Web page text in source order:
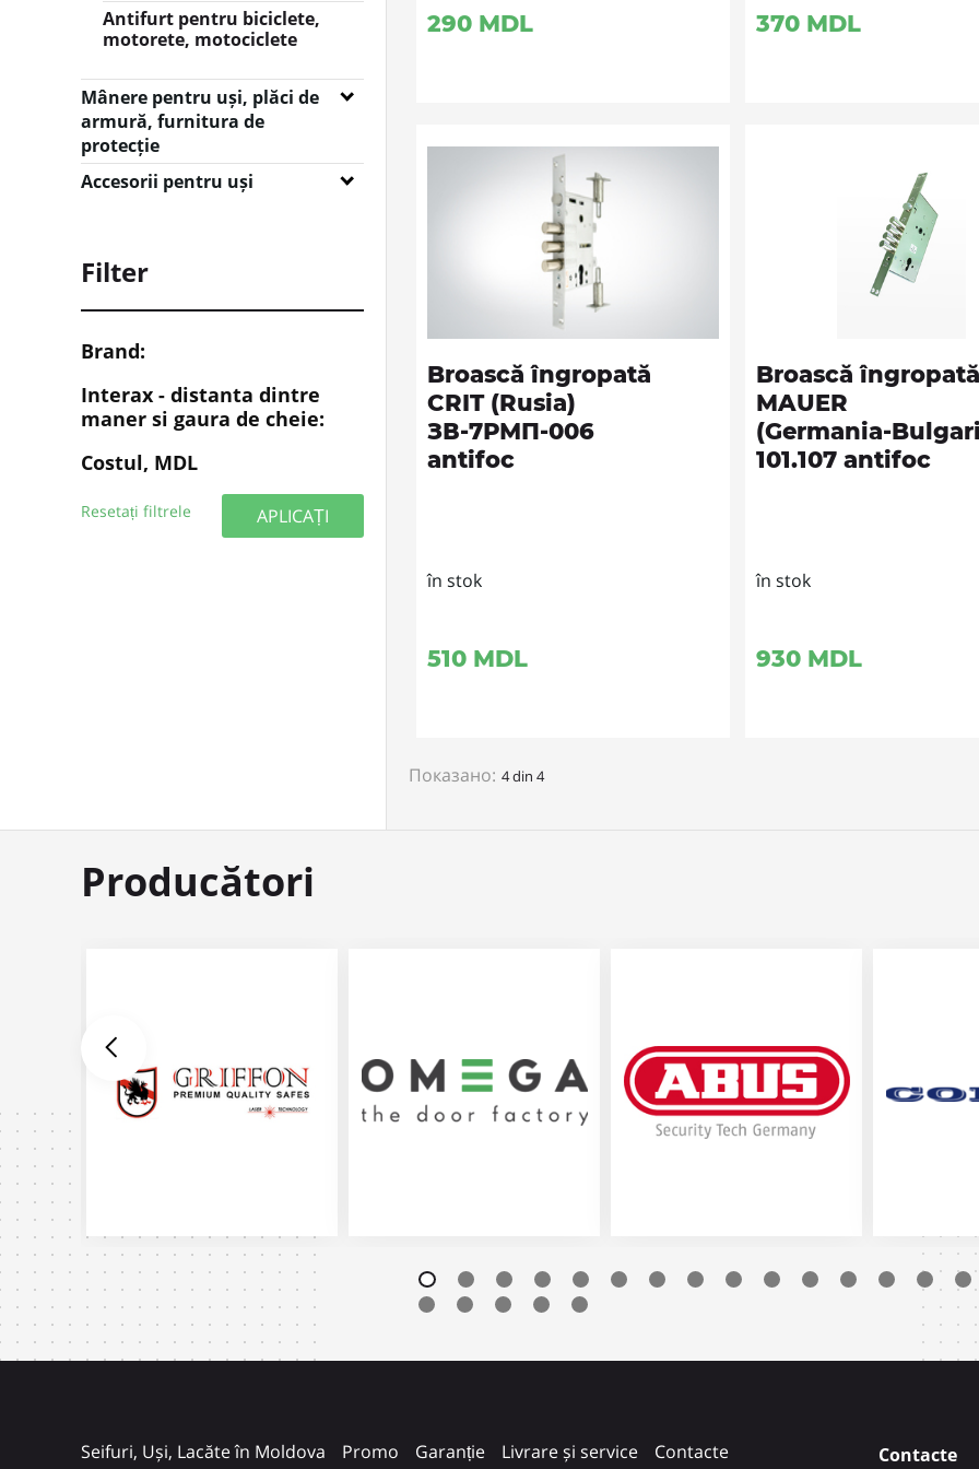
Seifuri depozitare
Casete bancare de valori
Antifurt pentru biciclete,
motorete, motociclete
Mânere pentru uși, plăci de
armură, furnitura de
protecție
Mânere pentru uși
Rozete de uși Y și WC
Accesorii pentru uși
Pătrate pentru mânere
Filter
Brand:
MAUER Assa Abloy
Interax - distanta dintre
maner si gaura de cheie:
85 mm
Costul, MDL
Resetați filtrele APLICAȚI
290MDL 370MDL
Broască îngropată
CRIT (Rusia)
ЗВ-7РМП-006
antifoc
în stok
510MDL
Broască îngropată
MAUER
(Germania-
101.107 antifoc
în stok
930MDL
Показано: 4 din 4
Producători
Seifuri, Uși, Lacăte în Moldova Promo Garanție Livrare și service Contacte Contacte